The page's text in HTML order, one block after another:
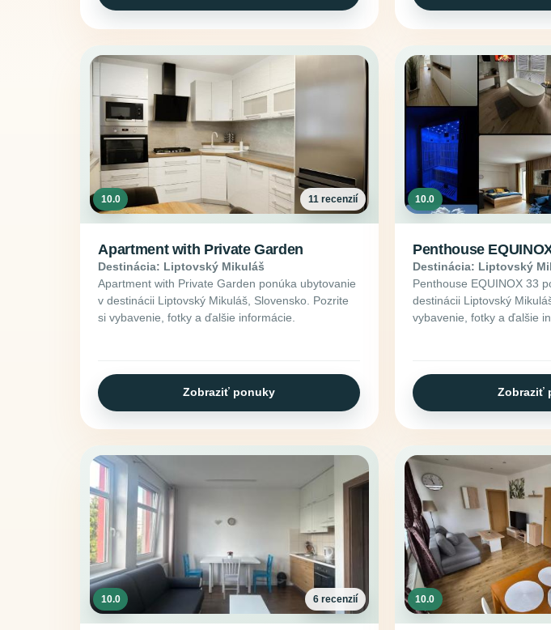
10.0 11 recenzií
Apartment with Private Garden
Destinácia: Liptovský Mikuláš
Apartment with Private Garden ponúka ubytovanie
v destinácii Liptovský Mikuláš, Slovensko. Pozrite
si vybavenie, fotky a ďalšie informácie.
Zobraziť ponuky
10.0
Penthouse
Destinácia: Liptovský
Penthouse EQUINOX 33
destinácii Liptovský
vybavenie, fotky a ďalšie
Zobraziť
10.0 6 recenzií 10.0